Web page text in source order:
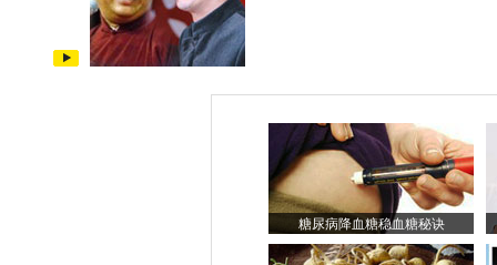
糖尿病降血糖稳血糖秘诀